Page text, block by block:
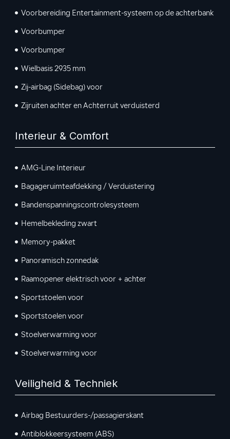
Voorbereiding Entertainment-systeem op de achterbank
Voorbumper
Voorbumper
Wielbasis 2935 mm
Zij-airbag (Sidebag) voor
Zijruiten achter en Achterruit verduisterd
Interieur & Comfort
AMG-Line Interieur
Bagageruimteafdekking / Verduistering
Bandenspanningscontrolesysteem
Hemelbekleding zwart
Memory-pakket
Panoramisch zonnedak
Raamopener elektrisch voor + achter
Sportstoelen voor
Sportstoelen voor
Stoelverwarming voor
Stoelverwarming voor
Veiligheid & Techniek
Airbag Bestuurders-/passagierskant
Antiblokkeersysteem (ABS)